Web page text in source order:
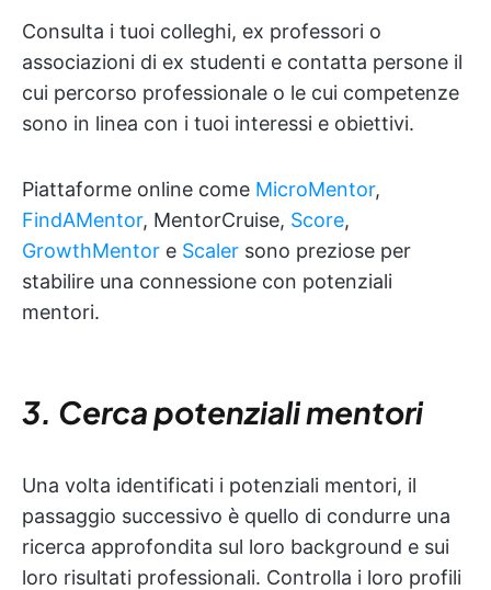
Consulta i tuoi colleghi, ex professori o
associazioni di ex studenti e contatta persone il
cui percorso professionale o le cui competenze
sono in linea con i tuoi interessi e obiettivi.
Piattaforme online come MicroMentor,
FindAMentor, MentorCruise, Score,
GrowthMentor e Scaler sono preziose per
stabilire una connessione con potenziali
mentori.
3. Cerca potenziali mentori
Una volta identificati i potenziali mentori, il
passaggio successivo è quello di condurre una
ricerca approfondita sul loro background e sui
loro risultati professionali. Controlla i loro profili